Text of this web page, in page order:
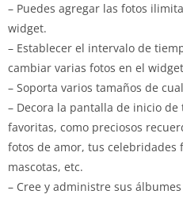
– Puedes agregar las fotos
widget.
– Establecer el intervalo de
cambiar varias fotos en el
– Soporta varios tamaños de
– Decora la pantalla de inicio
favoritas, como preciosos
fotos de amor, tus celebridades
mascotas, etc.
– Cree y administre sus